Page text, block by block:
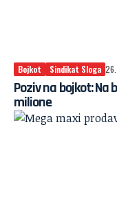
Bojkot Sindikat Sloga
Poziv na bojkot:
milione